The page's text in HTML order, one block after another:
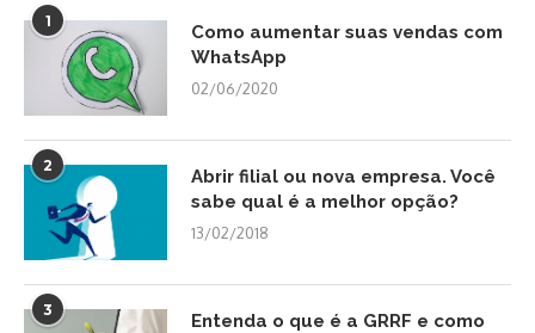
1
Como aumentar suas vendas com
WhatsApp
02/06/2020
2
Abrir filial ou nova empresa. Você
sabe qual é a melhor opção?
13/02/2018
3
Entenda o que é a GRRF e como